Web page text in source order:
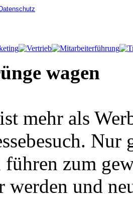
wagen
mehr als
Nur
zum
werden und